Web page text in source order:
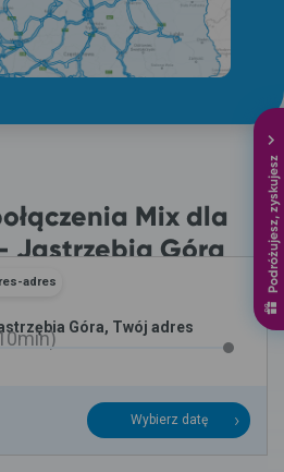
Podróżujesz, zyskujesz
Mix dla
Jastrzębia Góra
adres
Góra, Twój adres
Wybierz datę